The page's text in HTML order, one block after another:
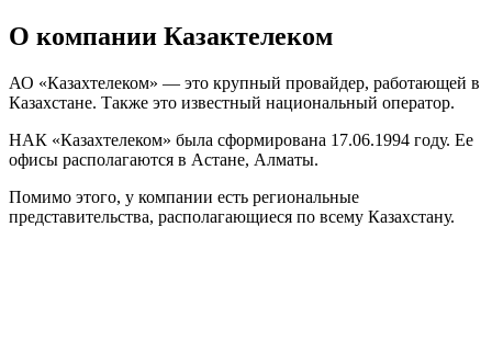
О компании Казактелеком
АО «Казахтелеком» — это крупный провайдер, работающей в
Казахстане. Также это известный национальный оператор.
НАК «Казахтелеком» была сформирована 17.06.1994 году. Ее
офисы располагаются в Астане, Алматы.
Помимо этого, у компании есть региональные
представительства, располагающиеся по всему Казахстану.